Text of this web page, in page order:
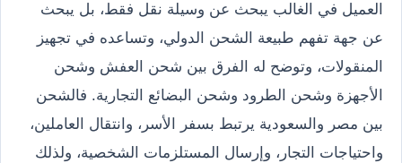
العميل في الغالب يبحث عن وسيلة نقل فقط، بل يبحث
عن جهة تفهم طبيعة الشحن الدولي، وتساعده في تجهيز
المنقولات، وتوضح له الفرق بين شحن العفش وشحن
الأجهزة وشحن الطرود وشحن البضائع التجارية. فالشحن
بين مصر والسعودية يرتبط بسفر الأسر، وانتقال العاملين،
واحتياجات التجار، وإرسال المستلزمات الشخصية، ولذلك